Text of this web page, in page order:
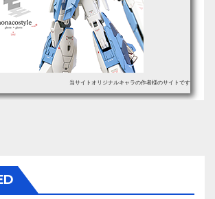
当サイトオリジナルキャラの作者様のサイトです